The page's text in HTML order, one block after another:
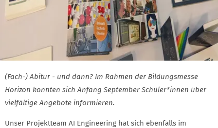
(Fach-) Abitur - und dann? Im Rahmen der Bildungsmesse
Horizon konnten sich Anfang September Schüler*innen über
vielfältige Angebote informieren.
Unser Projektteam AI Engineering hat sich ebenfalls im